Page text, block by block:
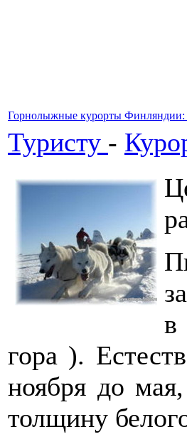
Горнолыжные курорты
Туристу -
в
гора ).
ноября до
толщину